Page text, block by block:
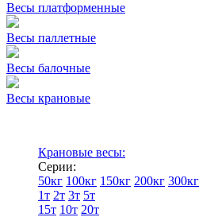
Весы платформенные
Весы паллетные
Весы балочные
Весы крановые
Крановые весы:
Серии:
50кг 100кг 150кг 200кг 300кг
1т 2т 3т 5т
15т 10т 20т